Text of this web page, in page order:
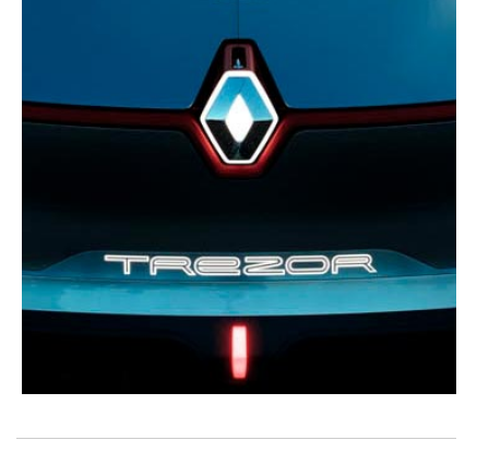
O ACP garantirá que as transferências internacionais de
dados pessoais serão realizadas apenas com o seu
consentimento e quando tal se afigure estritamente
necessário no contexto dos serviços a prestar.
experiência de navegação no Website e nos serviços
disponibilizados.
Consulte a política de cookies do site.